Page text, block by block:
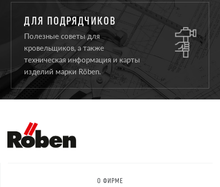
ДЛЯ ПОДРЯДЧИКОВ
Полезные советы для
кровельщиков, а также
техническая информация и карты
изделий марки Röben.
О ФИРМЕ